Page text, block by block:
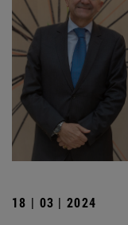
18 | 03 | 2024